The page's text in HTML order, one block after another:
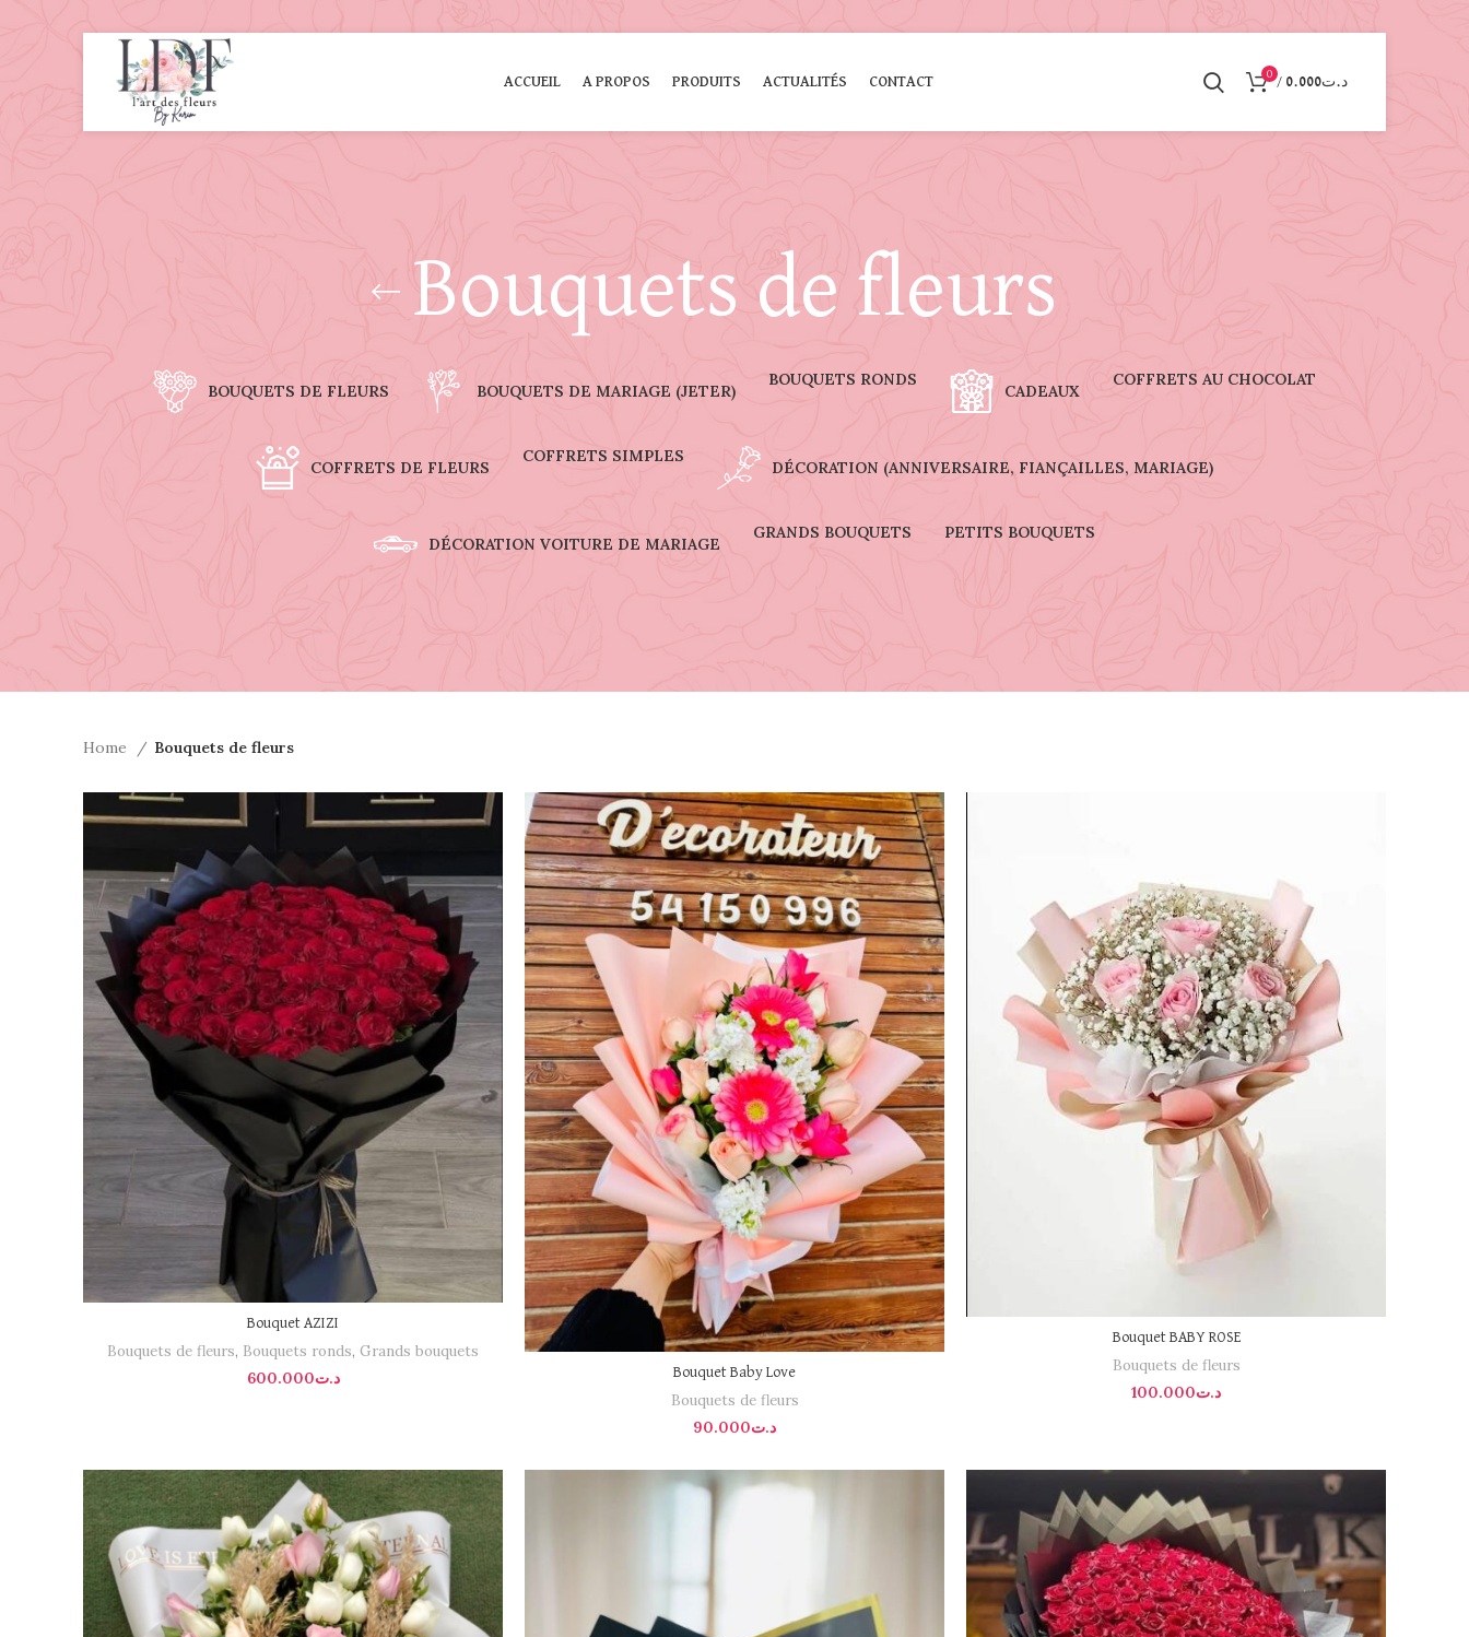
ACCUEIL A PROPOS PRODUITS ACTUALITÉS CONTACT
0
/ د.ت0.000
Bouquets de fleurs
BOUQUETS DE FLEURS BOUQUETS DE MARIAGE (JETER)
BOUQUETS RONDS
CADEAUX
COFFRETS AU CHOCOLAT
COFFRETS DE FLEURS
COFFRETS SIMPLES
DÉCORATION (ANNIVERSAIRE, FIANÇAILLES, MARIAGE)
DÉCORATION VOITURE DE MARIAGE
GRANDS BOUQUETS PETITS BOUQUETS
Home Bouquets de fleurs
Bouquet AZIZI
Bouquets de fleurs, Bouquets ronds, Grands bouquets
د.ت600.000 Bouquet Baby Love
Bouquets de fleurs
د.ت90.000
Bouquet BABY ROSE
Bouquets de fleurs
د.ت100.000